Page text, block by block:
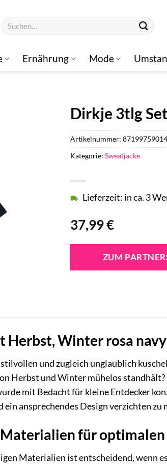
Suchen
nach:
Ernährung Mode
Dirkje 3tlg
37,99€
Lieferzeit: in ca. 3
ZUM
Artikelnummer:
Kategorie:Sweatjacke
Herbst, Winter rosa
stilvollen und zugleich unglaublich
Herbst und Winter mühelos
mit Bedacht für kleine Entdecker
ansprechendes Design verzichten zu
für
Materialien ist entscheidend, wenn